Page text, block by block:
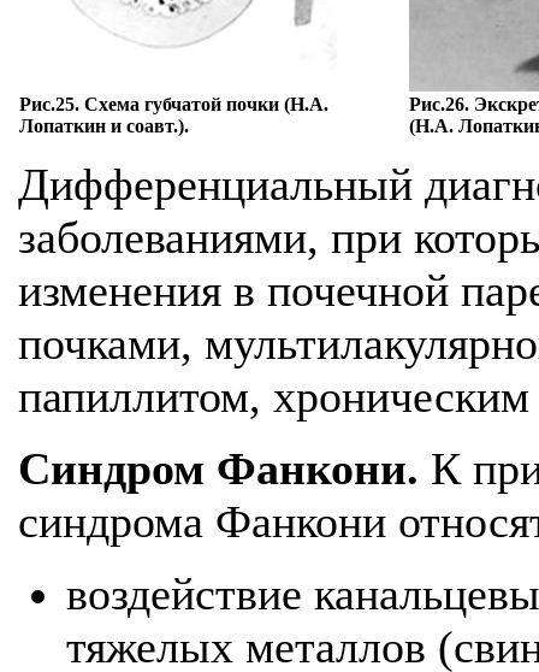
Рис.25. Схема губчатой почки (Н.А.
Лопаткин и соавт.).
Рис.26.
(Н.А.
Дифференциальный
заболеваниями, при
изменения в почечной
почками,
папиллитом,
Синдром Фанкони. К
синдрома Фанкони
воздействие
тяжелых металлов